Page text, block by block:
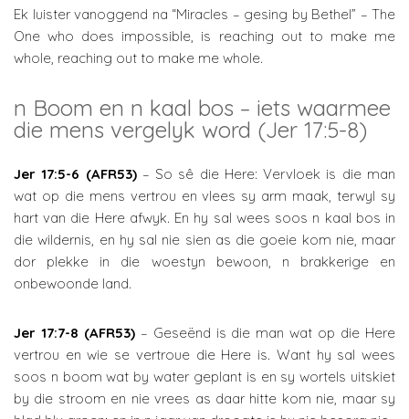
Ek luister vanoggend na “Miracles – gesing by Bethel” – The
One who does impossible, is reaching out to make me
whole, reaching out to make me whole.
n Boom en n kaal bos – iets waarmee
die mens vergelyk word (Jer 17:5-8)
Jer 17:5-6 (AFR53)– So sê die Here: Vervloek is die man
wat op die mens vertrou en vlees sy arm maak, terwyl sy
hart van die Here afwyk. En hy sal wees soos n kaal bos in
die wildernis, en hy sal nie sien as die goeie kom nie, maar
dor plekke in die woestyn bewoon, n brakkerige en
onbewoonde land.
Jer 17:7-8 (AFR53)– Geseënd is die man wat op die Here
vertrou en wie se vertroue die Here is. Want hy sal wees
soos n boom wat by water geplant is en sy wortels uitskiet
by die stroom en nie vrees as daar hitte kom nie, maar sy